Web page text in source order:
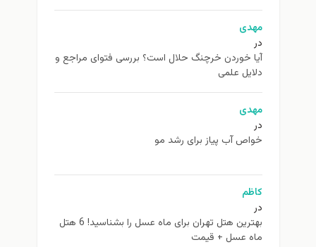
مهدی
در
آیا خوردن خرچنگ حلال است؟ بررسی فتوای مراجع و
دلایل علمی
مهدی
در
خواص آب پیاز برای رشد مو
کاظم
در
بهترین هتل تهران برای ماه عسل را بشناسید! 6 هتل
ماه عسل + قیمت